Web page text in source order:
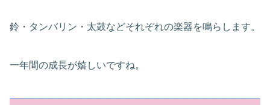
鈴・タンバリン・太鼓などそれぞれの楽器を鳴らします。
一年間の成長が嬉しいですね。